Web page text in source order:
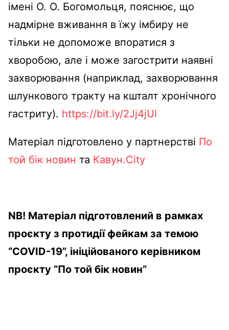
імені О. О. Богомольця, пояснює, що
надмірне вживання в їжу імбиру не
тільки не допоможе впоратися з
хворобою, але і може загострити наявні
захворювання (наприклад, захворювання
шлункового тракту на кшталт хронічного
гастриту). https://bit.ly/2Jj4jUl
Матеріал підготовлено у партнерстві По
той бік новин та Кавун.City
NB! Матеріал підготовлений в рамках
проєкту з протидії фейкам за темою
“COVID-19”, ініційованого керівником
проєкту “По той бік новин”